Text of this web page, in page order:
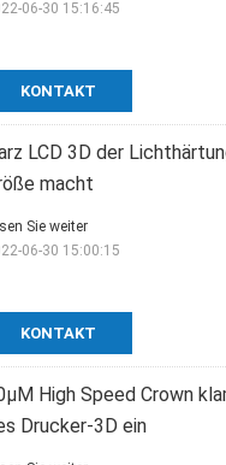
KONTAKT
06-30 15:16:45
LCD 3D der
macht
KONTAKT
Sie weiter
06-30 15:00:15
High Speed Crown
Drucker-3D ein